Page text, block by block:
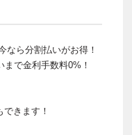
なら分割払いがお得！
で金利手数料0%！
きます！